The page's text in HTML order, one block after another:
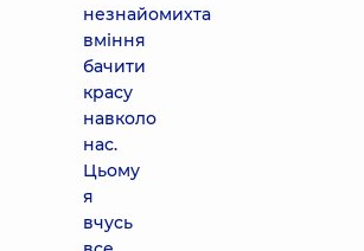
незнайомихта
вміння
бачити
красу
навколо
нас.
Цьому
я
вчусь